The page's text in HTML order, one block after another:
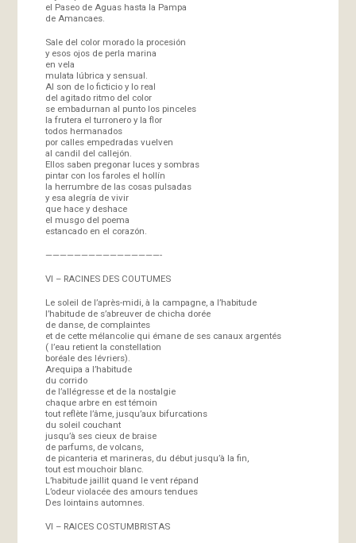
el Paseo de Aguas hasta la Pampa
de Amancaes.
Sale del color morado la procesión
y esos ojos de perla marina
en vela
mulata lúbrica y sensual.
Al son de lo ficticio y lo real
del agitado ritmo del color
se embadurnan al punto los pinceles
la frutera el turronero y la flor
todos hermanados
por calles empedradas vuelven
al candil del callejón.
Ellos saben pregonar luces y sombras
pintar con los faroles el hollín
la herrumbre de las cosas pulsadas
y esa alegría de vivir
que hace y deshace
el musgo del poema
estancado en el corazón.
————————————————-
VI – RACINES DES COUTUMES
Le soleil de l’après-midi, à la campagne, a l’habitude
l’habitude de s’abreuver de chicha dorée
de danse, de complaintes
et de cette mélancolie qui émane de ses canaux argentés
( l’eau retient la constellation
boréale des lévriers).
Arequipa a l’habitude
du corrido
de l’allégresse et de la nostalgie
chaque arbre en est témoin
tout reflète l’âme, jusqu’aux bifurcations
du soleil couchant
jusqu’à ses cieux de braise
de parfums, de volcans,
de picanteria et marineras, du début jusqu’à la fin,
tout est mouchoir blanc.
L’habitude jaillit quand le vent répand
L’odeur violacée des amours tendues
Des lointains automnes.
VI – RAICES COSTUMBRISTAS